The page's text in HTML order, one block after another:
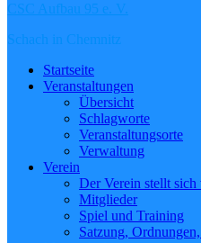
CSC Aufbau 95 e. V.
Schach in Chemnitz
Startseite
Veranstaltungen
Übersicht
Schlagworte
Veranstaltungsorte
Verwaltung
Verein
Der Verein stellt sich
Mitglieder
Spiel und Training
Satzung,